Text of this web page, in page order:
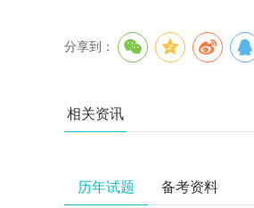
分享到：
相关资讯
历年试题 备考资料